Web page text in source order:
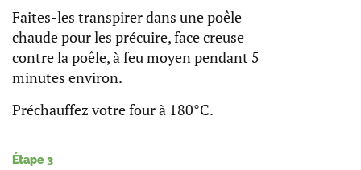
Faites-les transpirer dans une poêle
chaude pour les précuire, face creuse
contre la poêle, à feu moyen pendant 5
minutes environ.
Préchauffez votre four à 180°C.
Étape 3